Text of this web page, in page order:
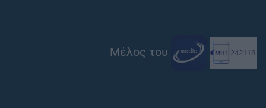
Μέλος του